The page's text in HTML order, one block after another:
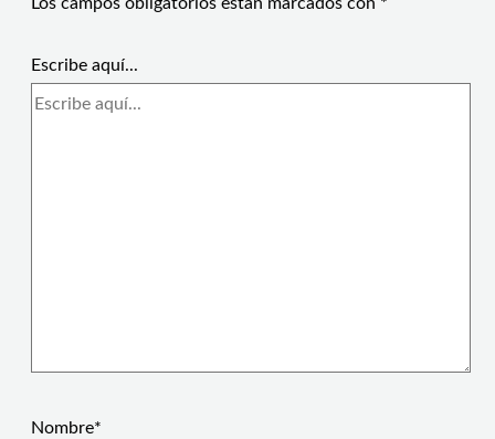
Los campos obligatorios están marcados con *
Escribe aquí...
Nombre*